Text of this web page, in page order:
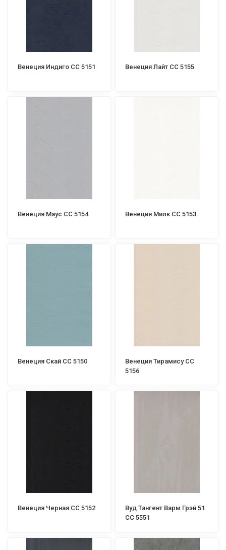
Венеция Индиго СС 5151 Венеция Лайт СС 5155
Венеция Маус СС 5154 Венеция Милк СС 5153
Венеция Скай СС 5150
Венеция Тирамису СС
5156
Венеция Черная СС 5152
Вуд Тангент Варм Грэй 51
СС 5551